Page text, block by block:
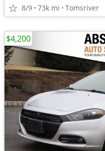
8/9 73k mi Tomsriver
$4,200